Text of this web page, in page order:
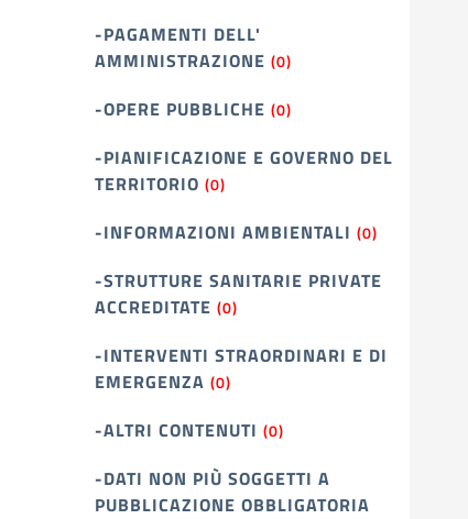
-PAGAMENTI DELL'
AMMINISTRAZIONE (0)
-OPERE PUBBLICHE (0)
-PIANIFICAZIONE E GOVERNO DEL
TERRITORIO (0)
-INFORMAZIONI AMBIENTALI (0)
-STRUTTURE SANITARIE PRIVATE
ACCREDITATE (0)
-INTERVENTI STRAORDINARI E DI
EMERGENZA (0)
-ALTRI CONTENUTI (0)
-DATI NON PIÙ SOGGETTI A
PUBBLICAZIONE OBBLIGATORIA